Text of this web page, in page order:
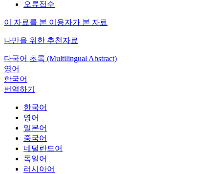
오류접수
이 자료를 본 이용자가 본 자료
나만을 위한 추천자료
다국어 초록 (Multilingual Abstract)
영어
한국어
번역하기
한국어
영어
일본어
중국어
네덜란드어
독일어
러시아어